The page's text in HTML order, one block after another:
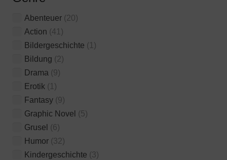
Abenteuer (20)
Action (41)
Bildergeschichte (1)
Bildung (2)
Drama (9)
Erotik (1)
Fantasy (9)
Graphic Novel (5)
Grusel (6)
Humor (32)
Kindergeschichte (3)